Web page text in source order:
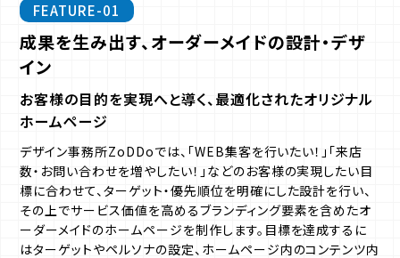
FEATURE-01
成果を生み出す、オーダーメイドの設計・デザ
イン
お客様の目的を実現へと導く、最適化されたオリジナル
ホームページ
デザイン事務所ZoDDoでは、「WEB集客を行いたい！」「来店
数・お問い合わせを増やしたい！」などのお客様の実現したい目
標に合わせて、ターゲット・優先順位を明確にした設計を行い、
その上でサービス価値を高めるブランディング要素を含めたオ
ーダーメイドのホームページを制作します。目標を達成するに
はターゲットやペルソナの設定、ホームページ内のコンテンツ内